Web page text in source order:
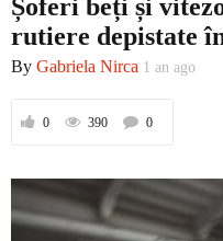
Șoferi beți și
rutiere depistate
By Gabriela Nirca 1 an ago
0 390 0